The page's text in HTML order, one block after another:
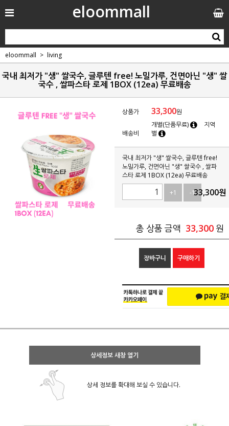
eloommall
eloommall living
국내 최저가 "생" 쌀국수, 글루텐 free! 노밀가루, 건면아닌 "생" 쌀
국수 , 쌀파스타 로제 1BOX (12ea) 무료배송
상품가 33,300원
배송비
개별(단품무료)
지역
별
국내 최저가 "생" 쌀국수, 글루텐 free!
노밀가루, 건면아닌 "생" 쌀국수 , 쌀파
스타 로제 1BOX (12ea) 무료배송
+1
-133,300원
총 상품 금액 33,300 원
장바구니 구매하기
상세정보 새창 열기
상세 정보를 확대해 보실 수 있습니다.